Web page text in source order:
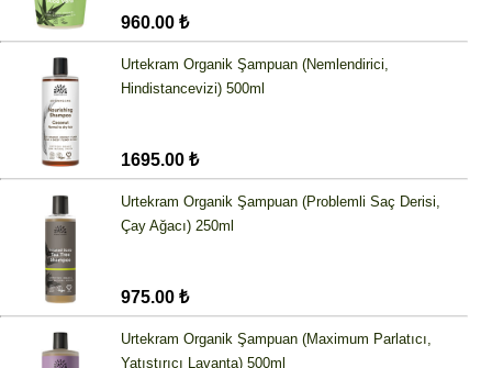
960.00 ₺
Urtekram Organik Şampuan (Nemlendirici,
Hindistancevizi) 500ml
1695.00 ₺
Urtekram Organik Şampuan (Problemli Saç Derisi,
Çay Ağacı) 250ml
975.00 ₺
Urtekram Organik Şampuan (Maximum Parlatıcı,
Yatıştırıcı Lavanta) 500ml